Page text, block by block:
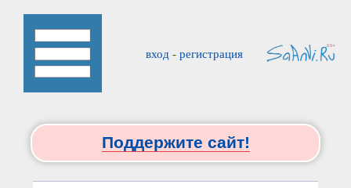
вход - регистрация
Поддержите сайт!